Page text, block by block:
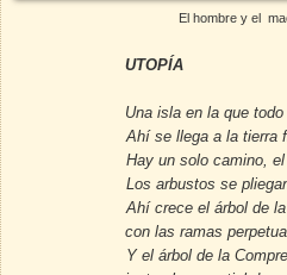
El hombre y el
UTOPÍA
Una isla en la que todo
Ahí se llega a la tierra
Hay un solo camino, el
Los arbustos se
Ahí crece el árbol de
con las ramas
Y el árbol de la